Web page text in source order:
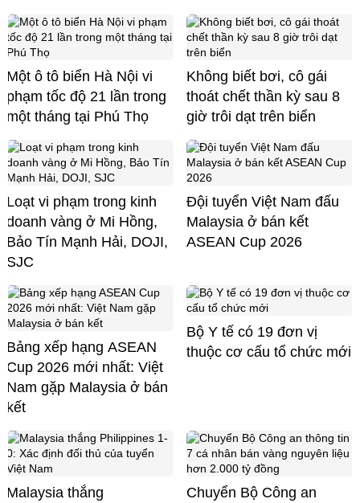
Một ô tô biển Hà Nội vi
phạm tốc độ 21 lần trong
một tháng tại Phú Thọ
Không biết bơi, cô gái
thoát chết thần kỳ sau 8
giờ trôi dạt trên biển
Loạt vi phạm trong kinh
doanh vàng ở Mi Hồng,
Bảo Tín Mạnh Hải, DOJI,
SJC
Đội tuyển Việt Nam đấu
Malaysia ở bán kết
ASEAN Cup 2026
Bảng xếp hạng ASEAN
Cup 2026 mới nhất: Việt
Nam gặp Malaysia ở bán
kết
Bộ Y tế có 19 đơn vị
thuộc cơ cấu tổ chức mới
Malaysia thắng
Chuyển Bộ Công an